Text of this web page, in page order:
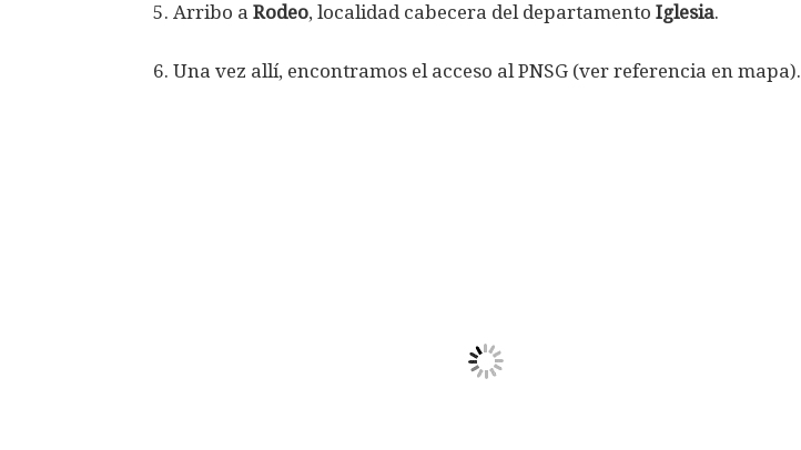
5. Arribo a Rodeo, localidad cabecera del departamento Iglesia.
6. Una vez allí, encontramos el acceso al PNSG (ver referencia en mapa).